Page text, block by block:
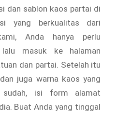
dan sablon kaos partai di
yang berkualitas dari
Anda hanya perlu
masuk ke halaman
dan partai. Setelah itu
juga warna kaos yang
sudah, isi form alamat
Buat Anda yang tinggal